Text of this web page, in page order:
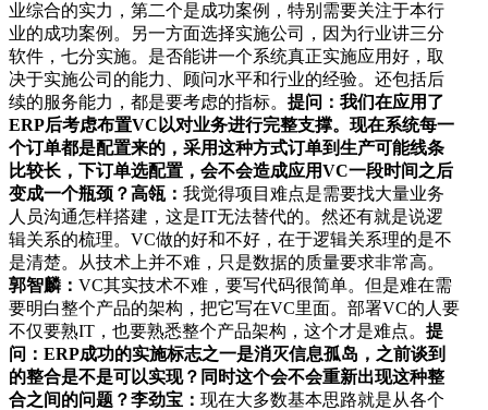
业综合的实力，第二个是成功案例，特别需要关注于本行
业的成功案例。另一方面选择实施公司，因为行业讲三分
软件，七分实施。是否能讲一个系统真正实施应用好，取
决于实施公司的能力、顾问水平和行业的经验。还包括后
续的服务能力，都是要考虑的指标。 提问：我们在应用了
ERP后考虑布置VC以对业务进行完整支撑。现在系统每一
个订单都是配置来的，采用这种方式订单到生产可能线条
比较长，下订单选配置，会不会造成应用VC一段时间之后
变成一个瓶颈？高瓴： 我觉得项目难点是需要找大量业务
人员沟通怎样搭建，这是IT无法替代的。然还有就是说逻
辑关系的梳理。VC做的好和不好，在于逻辑关系理的是不
是清楚。从技术上并不难，只是数据的质量要求非常高。
郭智麟： VC其实技术不难，要写代码很简单。但是难在需
要明白整个产品的架构，把它写在VC里面。部署VC的人要
不仅要熟IT，也要熟悉整个产品架构，这个才是难点。 提
问：ERP成功的实施标志之一是消灭信息孤岛，之前谈到
的整合是不是可以实现？同时这个会不会重新出现这种整
合之间的问题？李劲宝： 现在大多数基本思路就是从各个